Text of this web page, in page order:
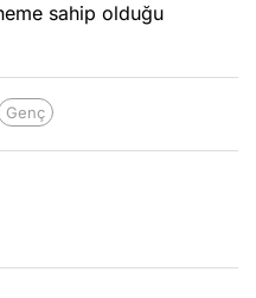
sahip olduğu
Genç